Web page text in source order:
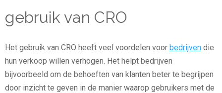
gebruik van CRO
Het gebruik van CRO heeft veel voordelen voor bedrijven die
hun verkoop willen verhogen. Het helpt bedrijven
bijvoorbeeld om de behoeften van klanten beter te begrijpen
door inzicht te geven in de manier waarop gebruikers met de